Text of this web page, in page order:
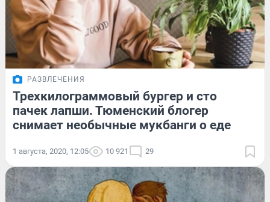
РАЗВЛЕЧЕНИЯ
Трехкилограммовый бургер и сто
пачек лапши. Тюменский блогер
снимает необычные мукбанги о еде
1 августа, 2020, 12:05 10 921 29